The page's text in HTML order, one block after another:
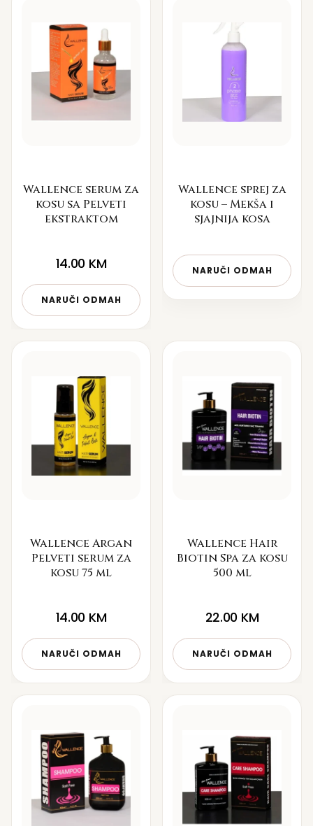
Wallence serum za
kosu sa Pelveti
ekstraktom
14.00 KM
NARUČI ODMAH
Wallence sprej za
kosu – Mekša i
sjajnija kosa
NARUČI ODMAH
Wallence Argan
Pelveti serum za
kosu 75 ml
14.00 KM
NARUČI ODMAH
Wallence Hair
Biotin Spa za kosu
500 ml
22.00 KM
NARUČI ODMAH